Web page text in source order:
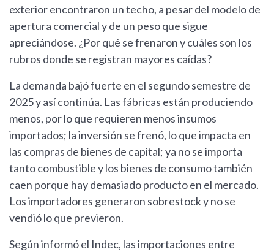
exterior encontraron un techo, a pesar del modelo de
apertura comercial y de un peso que sigue
apreciándose. ¿Por qué se frenaron y cuáles son los
rubros donde se registran mayores caídas?
La demanda bajó fuerte en el segundo semestre de
2025 y así continúa. Las fábricas están produciendo
menos, por lo que requieren menos insumos
importados; la inversión se frenó, lo que impacta en
las compras de bienes de capital; ya no se importa
tanto combustible y los bienes de consumo también
caen porque hay demasiado producto en el mercado.
Los importadores generaron sobrestock y no se
vendió lo que previeron.
Según informó el Indec, las importaciones entre